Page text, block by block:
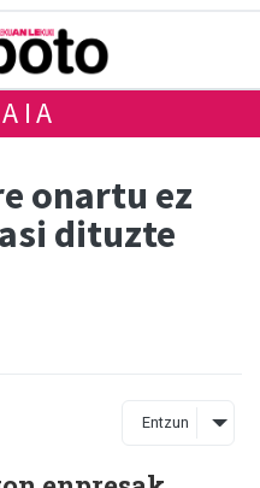
onartu ez
dituzte
Entzun